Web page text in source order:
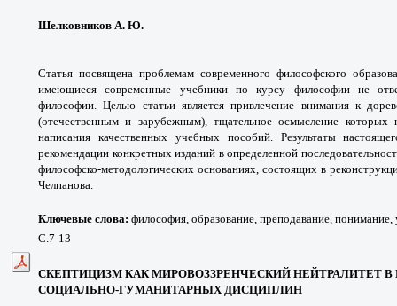
Шелковников А. Ю.
Статья посвящена проблемам современного философского
имеющиеся современные учебники по курсу философии не
философии. Целью статьи является привлечение внимания к
(отечественным и зарубежным), тщательное осмысление которых
написания качественных учебных пособий. Результаты
рекомендации конкретных изданий в определенной
философско-методологических основаниях, состоящих в
Челпанова.
Ключевые слова: философия, образование, преподавание, понимание,
С.7-13
СКЕПТИЦИЗМ КАК МИРОВОЗЗРЕНЧЕСКИЙ НЕЙТРАЛИТЕТ
СОЦИАЛЬНО-ГУМАНИТАРНЫХ ДИСЦИПЛИН